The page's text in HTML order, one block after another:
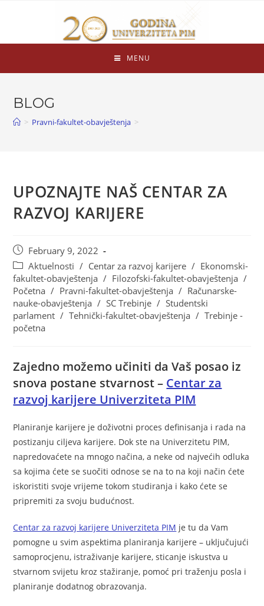
MENU
BLOG
> Pravni-fakultet-obavještenja >
UPOZNAJTE NAŠ CENTAR ZA
RAZVOJ KARIJERE
February 9, 2022
Aktuelnosti / Centar za razvoj karijere / Ekonomski-
fakultet-obavještenja / Filozofski-fakultet-obavještenja /
Početna / Pravni-fakultet-obavještenja / Računarske-
nauke-obavještenja / SC Trebinje / Studentski
parlament / Tehnički-fakultet-obavještenja / Trebinje -
početna
Zajedno možemo učiniti da Vaš posao iz
snova postane stvarnost – Centar za
razvoj karijere Univerziteta PIM
Planiranje karijere je doživotni proces definisanja i rada na
postizanju ciljeva karijere. Dok ste na Univerzitetu PIM,
napredovaćete na mnogo načina, a neke od najvećih odluka
sa kojima ćete se suočiti odnose se na to na koji način ćete
iskoristiti svoje vrijeme tokom studiranja i kako ćete se
pripremiti za svoju budućnost.
Centar za razvoj karijere Univerziteta PIM je tu da Vam
pomogne u svim aspektima planiranja karijere – uključujući
samoprocjenu, istraživanje karijere, sticanje iskustva u
stvarnom svijetu kroz stažiranje, pomoć pri traženju posla i
planiranje dodatnog obrazovanja.